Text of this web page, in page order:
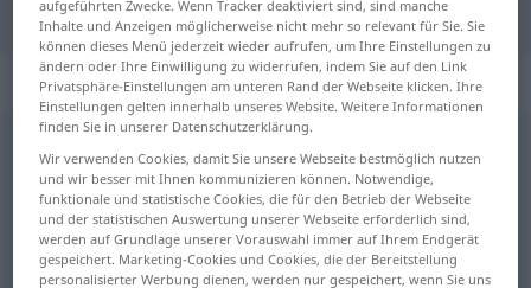
"cotilla" Deutsch Übersetzung
„cotilla“: femenino
Übersicht aller Übersetzungen
(Für mehr Details die Übersetzung anklicken/antippen)
Klatschbase klatschhaft
aufgeführten Zwecke. Wenn Tracker deaktiviert sind, sind manche
Inhalte und Anzeigen möglicherweise nicht mehr so relevant für Sie. Sie
können dieses Menü jederzeit wieder aufrufen, um Ihre Einstellungen zu
ändern oder Ihre Einwilligung zu widerrufen, indem Sie auf den Link
Privatsphäre-Einstellungen am unteren Rand der Webseite klicken. Ihre
Einstellungen gelten innerhalb unseres Website. Weitere Informationen
finden Sie in unserer Datenschutzerklärung.
Wir verwenden Cookies, damit Sie unsere Webseite bestmöglich nutzen
und wir besser mit Ihnen kommunizieren können. Notwendige,
funktionale und statistische Cookies, die für den Betrieb der Webseite
und der statistischen Auswertung unserer Webseite erforderlich sind,
werden auf Grundlage unserer Vorauswahl immer auf Ihrem Endgerät
gespeichert. Marketing-Cookies und Cookies, die der Bereitstellung
personalisierter Werbung dienen, werden nur gespeichert, wenn Sie uns